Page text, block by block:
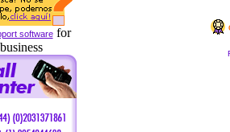
softwarefor
business